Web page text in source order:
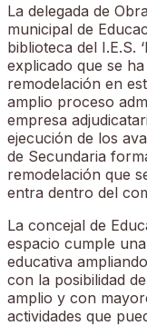
La delegada de
municipal de
biblioteca del I.E.S.
explicado que se
remodelación en
amplio proceso
empresa
ejecución de los
de Secundaria
remodelación que
entra dentro del
La concejal de
espacio cumple
educativa
con la posibilidad
amplio y con
actividades que